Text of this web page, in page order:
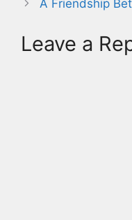
A Friendship
Leave a